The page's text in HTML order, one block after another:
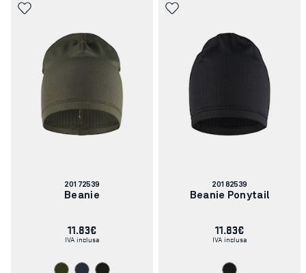
Codice
articolo:
20172539
Beanie
11.83€
IVA inclusa
Codice
articolo:
20182539
Beanie Ponytail
11.83€
IVA inclusa